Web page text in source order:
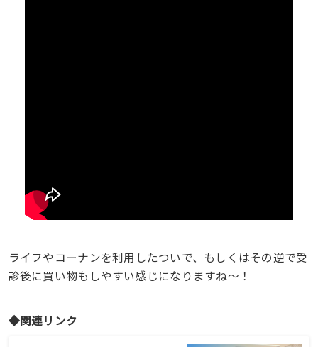
ライフやコーナンを利用したついで、もしくはその逆で受
診後に買い物もしやすい感じになりますね〜！
◆関連リンク